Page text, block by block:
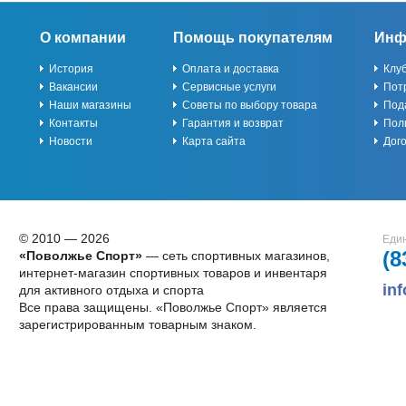
О компании
История
Вакансии
Наши магазины
Контакты
Новости
Помощь покупателям
Оплата и доставка
Сервисные услуги
Советы по выбору товара
Гарантия и возврат
Карта сайта
© 2010 — 2026
«Поволжье Спорт»— сеть спортивных магазинов,
интернет-магазин спортивных товаров и инвентаря
для активного отдыха и спорта
Все права защищены. «Поволжье Спорт» является
зарегистрированным товарным знаком.